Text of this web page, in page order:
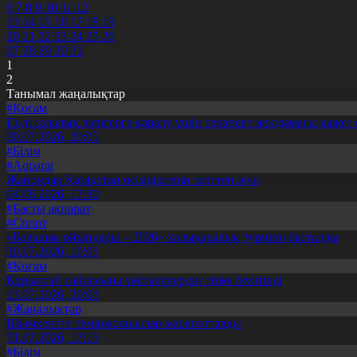
6 7 8 9 10 11 12
13 14 15 16 17 18 19
20 21 22 23 24 25 26
27 28 29 30 31
1
2
Танымал жаңалықтар
#Қоғам
Енді салалық дәрігерге қаралу үшін терапевт жолдамасы қажет
30.07.2026, 20:05
#Білім
#Aqparat
Жапондар Қазақстан өсімдіктерін зерттеп жүр
04.08.2026, 17:30
#Басты ақпарат
#Спорт
«Болашақ ойындары – 2026» халықаралық турнирі басталды
30.07.2026, 10:01
#Қоғам
Құрылтай сайлауына үміткерлердің тізімі бекітілді
13.07.2026, 20:03
#Жаңалықтар
Шымкентте теміржолшылар марапатталды
31.07.2026, 17:15
#Білім